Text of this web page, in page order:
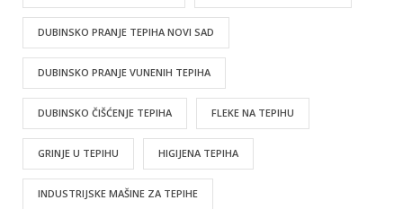
DUBINSKO PRANJE TEPIHA NOVI SAD
DUBINSKO PRANJE VUNENIH TEPIHA
DUBINSKO ČIŠĆENJE TEPIHA FLEKE NA TEPIHU
GRINJE U TEPIHU HIGIJENA TEPIHA
INDUSTRIJSKE MAŠINE ZA TEPIHE